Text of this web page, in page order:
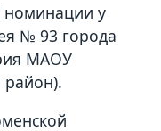
номинации у
№ 93 города
МАОУ